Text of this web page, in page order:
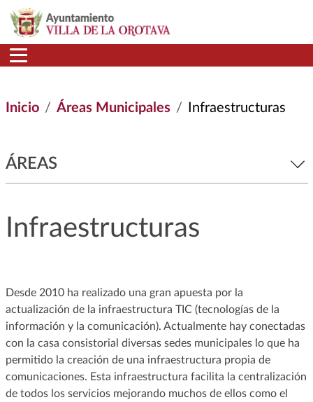
Pasar al contenido principal
Inicio Áreas Municipales Infraestructuras
ÁREAS
Infraestructuras
Desde 2010 ha realizado una gran apuesta por la
actualización de la infraestructura TIC (tecnologías de la
información y la comunicación). Actualmente hay conectadas
con la casa consistorial diversas sedes municipales lo que ha
permitido la creación de una infraestructura propia de
comunicaciones. Esta infraestructura facilita la centralización
de todos los servicios mejorando muchos de ellos como el